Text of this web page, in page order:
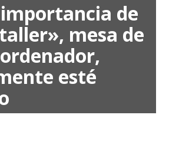
de
mesa de
esté